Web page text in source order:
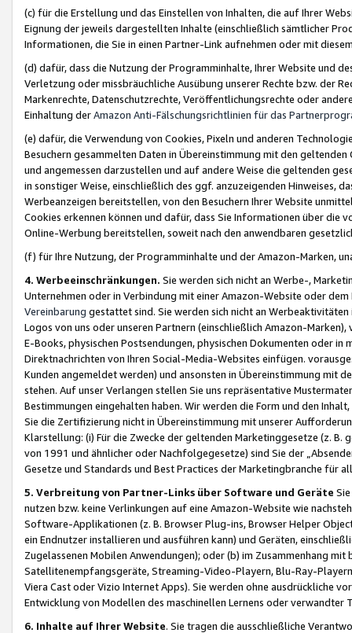
(c) für die Erstellung und das Einstellen von Inhalten, die auf Ihrer
Eignung der jeweils dargestellten Inhalte (einschließlich sämtlicher
Informationen, die Sie in einen Partner-Link aufnehmen oder mit
(d) dafür, dass die Nutzung der Programminhalte, Ihrer Website und
Verletzung oder missbräuchliche Ausübung unserer Rechte bzw. der
Markenrechte, Datenschutzrechte, Veröffentlichungsrechte oder
Einhaltung derAmazon Anti-Fälschungsrichtlinien für das
(e) dafür, die Verwendung von Cookies, Pixeln und anderen
Besuchern gesammelten Daten in Übereinstimmung mit den
und angemessen darzustellen und auf andere Weise die geltenden
in sonstiger Weise, einschließlich des ggf. anzuzeigenden Hinweises,
Werbeanzeigen bereitstellen, von den Besuchern Ihrer Website
Cookies erkennen können und dafür, dass Sie Informationen über die
Online-Werbung bereitstellen, soweit nach den anwendbaren
(f) für Ihre Nutzung, der Programminhalte und der Amazon-Marken,
4. Werbeeinschränkungen. Sie werden sich nicht an Werbe-,
Unternehmen oder in Verbindung mit einer Amazon-Website oder
Vereinbarung gestattet sind. Sie werden sich nicht an
Logos von uns oder unseren Partnern (einschließlich Amazon-
E-Books, physischen Postsendungen, physischen Dokumenten oder in
Direktnachrichten von Ihren Social-Media-Websites einfügen.
Kunden angemeldet werden) und ansonsten in Übereinstimmung mit
stehen. Auf unser Verlangen stellen Sie uns repräsentative
Bestimmungen eingehalten haben. Wir werden die Form und den
Sie die Zertifizierung nicht in Übereinstimmung mit unserer
Klarstellung: (i) Für die Zwecke der geltenden Marketinggesetze (z. B.
von 1991 und ähnlicher oder Nachfolgegesetze) sind Sie der
Gesetze und Standards und Best Practices der Marketingbranche für
5. Verbreitung von Partner-Links über Software und Geräte
nutzen bzw. keine Verlinkungen auf eine Amazon-Website wie
Software-Applikationen (z. B. Browser Plug-ins, Browser Helper
ein Endnutzer installieren und ausführen kann) und Geräten,
Zugelassenen Mobilen Anwendungen); oder (b) im Zusammenhang
Satellitenempfangsgeräte, Streaming-Video-Playern, Blu-Ray-
Viera Cast oder Vizio Internet Apps). Sie werden ohne ausdrückliche
Entwicklung von Modellen des maschinellen Lernens oder
6. Inhalte auf Ihrer Website. Sie tragen die ausschließliche